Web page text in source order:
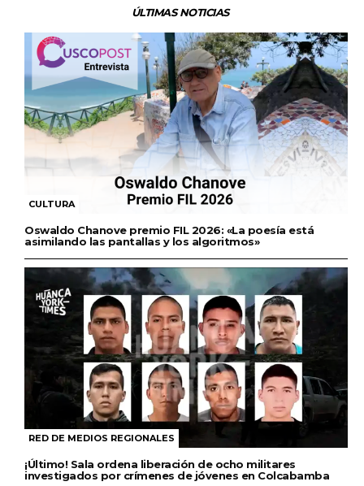
ÚLTIMAS NOTICIAS
CULTURA
Oswaldo Chanove premio FIL 2026: «La poesía está
asimilando las pantallas y los algoritmos»
RED DE MEDIOS REGIONALES
¡Último! Sala ordena liberación de ocho militares
investigados por crímenes de jóvenes en Colcabamba